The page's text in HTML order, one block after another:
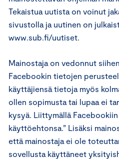
Tekaistua uutista on voinut
sivustolla ja uutinen on
www.sub.fi/uutiset.
Mainostaja on vedonnut
Facebookin tietojen
käyttäjiensä tietoja myös
ollen sopimusta tai lupaa ei
kysyä. Liittymällä
käyttöehtonsa.” Lisäksi
että mainostaja ei ole
sovellusta käyttäneet